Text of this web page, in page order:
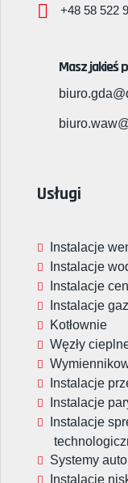
+48 58 522
Masz jakieś
Usługi
Instalacje
Instalacje
Instalacje
Instalacje
Kotłownie
Węzły
Instalacje
Instalacje
Instalacje
Systemy
Instalacje